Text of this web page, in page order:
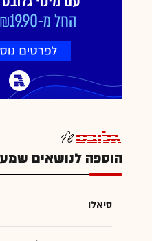
הוספה לנושאים
סיאלו